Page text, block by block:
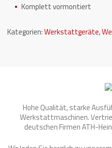
Komplett vormontiert
Kategorien:Werkstattgeräte,
Hohe Qualität, starke
Werkstattmaschinen.
deutschen Firmen ATH-